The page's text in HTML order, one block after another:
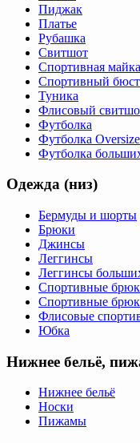
Пиджак
Платье
Рубашка
Свитшот
Спортивная майка
Спортивный
Туника
Флисовый
Футболка
Футболка Oversize
Футболка
Одежда (низ)
Бермуды и шорты
Брюки
Джинсы
Леггинсы
Леггинсы
Спортивные
Спортивные
Флисовые
Юбка
Нижнее бельё,
Нижнее бельё
Носки
Пижамы